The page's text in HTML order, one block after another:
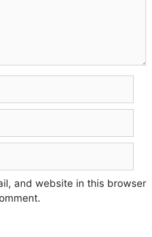
and website in this browser